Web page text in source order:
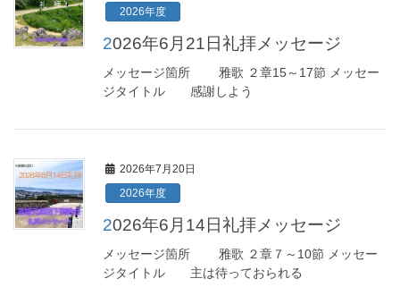
2026年度
2026年6月21日礼拝メッセージ
メッセージ箇所 雅歌 ２章15～17節 メッセー
ジタイトル 感謝しよう
2026年7月20日
2026年度
2026年6月14日礼拝メッセージ
メッセージ箇所 雅歌 ２章７～10節 メッセー
ジタイトル 主は待っておられる